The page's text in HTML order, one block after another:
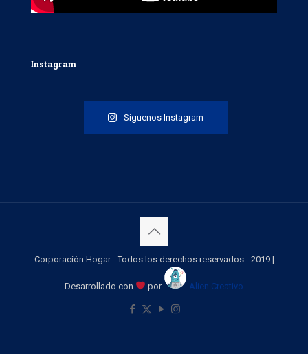
Instagram
Síguenos Instagram
Corporación Hogar - Todos los derechos reservados - 2019 |
Desarrollado con por Alien Creativo